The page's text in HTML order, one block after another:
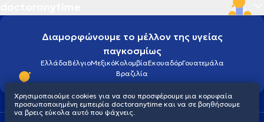
Διαμορφώνουμε το μέλλον της υγείας
παγκοσμίως
ΕλλάδαΒέλγιοΜεξικόΚολομβίαΕκουαδόρΓουατεμάλα
Βραζιλία
Χρησιμοποιούμε cookies για να σου προσφέρουμε μια κορυφαία
προσωποποιημένη εμπειρία doctoranytime και να σε βοηθήσουμε
να βρεις εύκολα αυτό που ψάχνεις.